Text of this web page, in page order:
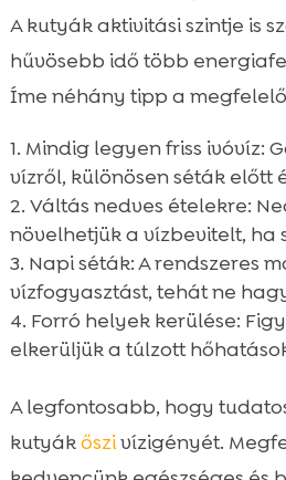
A kutyák aktivitási szintje is
hűvösebb idő több
Íme néhány tipp a megfelelő
Mindig legyen friss ivóvíz:
vízről, különösen séták előtt
Váltás nedves ételekre:
növelhetjük a vízbevitelt, ha
Napi séták: A rendszeres
vízfogyasztást, tehát ne
Forró helyek kerülése:
elkerüljük a túlzott
A legfontosabb, hogy
kutyákőszivízigényét.